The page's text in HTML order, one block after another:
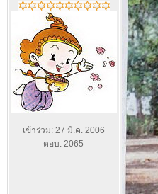
เข้าร่วม: 27 มี.ค. 2006
ตอบ: 2065